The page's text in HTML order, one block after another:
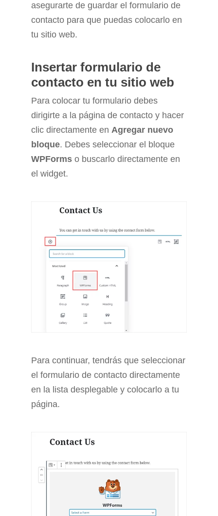
asegurarte de guardar el formulario de
contacto para que puedas colocarlo en
tu sitio web.
Insertar formulario de
contacto en tu sitio web
Para colocar tu formulario debes
dirigirte a la página de contacto y hacer
clic directamente en Agregar nuevo
bloque. Debes seleccionar el bloque
WPForms o buscarlo directamente en
el widget.
Para continuar, tendrás que seleccionar
el formulario de contacto directamente
en la lista desplegable y colocarlo a tu
página.